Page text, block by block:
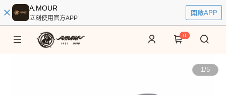
A.MOUR
立刻使用官方APP
開啟APP
0
1/5